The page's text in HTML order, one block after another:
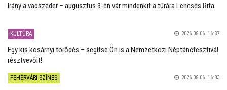
Irány a vadszeder – augusztus 9-én vár mindenkit a túrára Lencsés Rita
KULTÚRA 2026.08.06. 16:37
Egy kis kosárnyi törődés – segítse Ön is a Nemzetközi Néptáncfesztivál
résztvevőit!
FEHÉRVÁRI SZÍNES 2026.08.06. 16:03